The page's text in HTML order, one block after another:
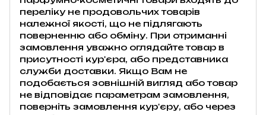
переліку не продовольчих товарів
належної якості, що не підлягають
поверненню або обміну. При отриманні
замовлення уважно оглядайте товар в
присутності кур'єра, або представника
служби доставки. Якщо Вам не
подобається зовнішній вигляд або товар
не відповідає параметрам замовлення,
поверніть замовлення кур'єру, або через